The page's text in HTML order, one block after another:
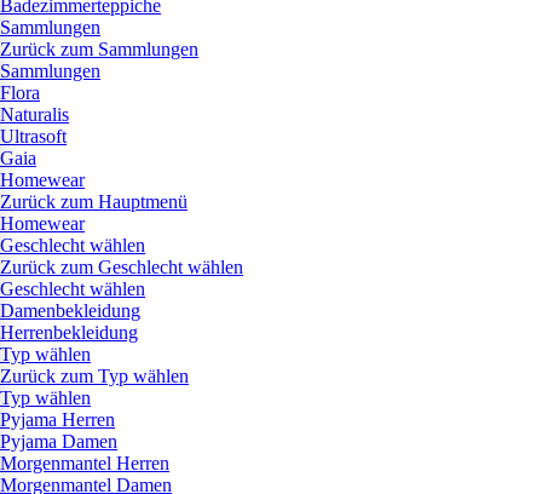
Badezimmerteppiche
Sammlungen
Zurück zum Sammlungen
Sammlungen
Flora
Naturalis
Ultrasoft
Gaia
Homewear
Zurück zum Hauptmenü
Homewear
Geschlecht wählen
Zurück zum Geschlecht wählen
Geschlecht wählen
Damenbekleidung
Herrenbekleidung
Typ wählen
Zurück zum Typ wählen
Typ wählen
Pyjama Herren
Pyjama Damen
Morgenmantel Herren
Morgenmantel Damen